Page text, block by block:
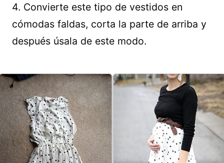
4. Convierte este tipo de vestidos en
cómodas faldas, corta la parte de arriba y
después úsala de este modo.